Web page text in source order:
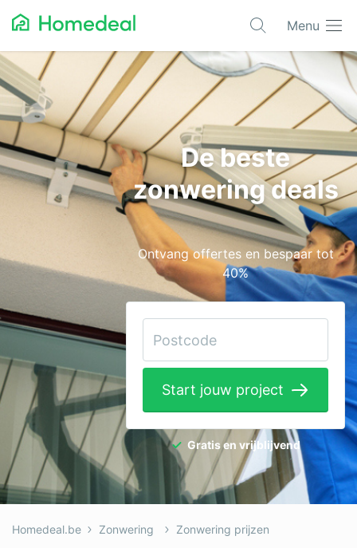
Menu
Populaire projecten
Aannemer
Airco
Alarmsystemen
Architect
Bestrating
Dakwerken
Elektricien
Gevelwerken
Glas
Hekwerken
Hovenier
Isolatie
De beste
zonwering deals
Ontvang offertes en bespaar tot
40%
Start jouw project
Gratis en vrijblijvend
Homedeal.be Zonwering Zonwering prijzen